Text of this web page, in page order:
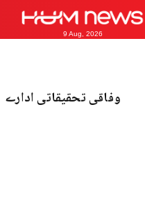
9 Aug, 2026
وفاقی تحقیقاتی ادارے